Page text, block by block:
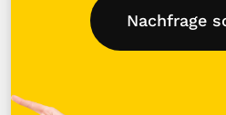
Nachfrage